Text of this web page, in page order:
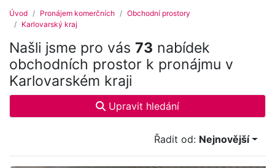
Úvod Pronájem komerčních
Obchodní prostory
Karlovarský kraj
Našli jsme pro vás 73 nabídek
obchodních prostor k pronájmu v
Karlovarském kraji
Upravit hledání
Řadit od: Nejnovější